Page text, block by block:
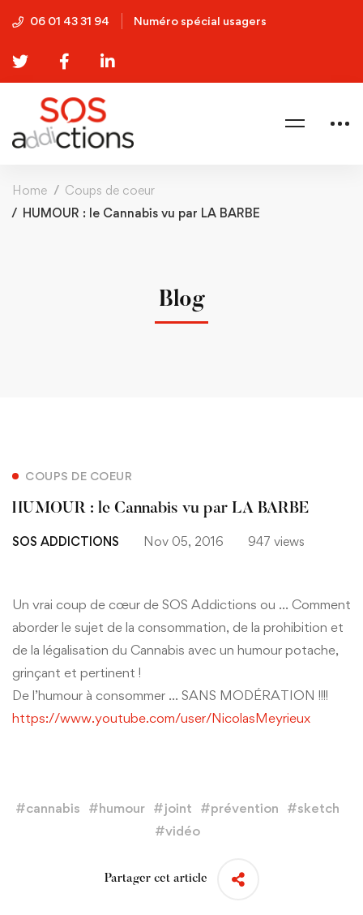
06 01 43 31 94 Numéro spécial usagers
Home
Coups de coeur
HUMOUR : le Cannabis vu par LA BARBE
Blog
COUPS DE COEUR
HUMOUR : le Cannabis vu par LA BARBE
SOS ADDICTIONS Nov 05, 2016 947 views
Un vrai coup de cœur de SOS Addictions ou … Comment
aborder le sujet de la consommation, de la prohibition et
de la légalisation du Cannabis avec un humour potache,
grinçant et pertinent !
De l’humour à consommer … SANS MODÉRATION !!!!
https://www.youtube.com/user/NicolasMeyrieux
#cannabis #humour #joint #prévention #sketch
#vidéo
Partager cet article